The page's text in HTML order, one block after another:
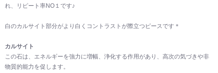
れ、リピート率NO１です♪
白のカルサイト部分がより白くコントラストが際立つピースです＊
カルサイト
この石は、エネルギーを強力に増幅、浄化する作用があり、高次の気づきや非
物質的能力を促します。